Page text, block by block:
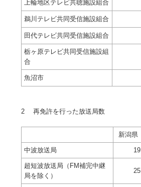
上輪地区テレビ共聴施設組合
鵜川テレビ共同受信施設組合
田代テレビ共同受信施設組合
栃ヶ原テレビ共同受信施設組
合
魚沼市
2 再免許を行った放送局数
新潟県
中波放送局 19
超短波放送局（FM補完中継
局を除く）
25